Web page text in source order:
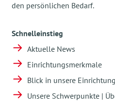
den persönlichen Bedarf.
Schnelleinstieg
Aktuelle News
Einrichtungsmerkmale
Blick in unsere Einrichtung
Unsere Schwerpunkte |